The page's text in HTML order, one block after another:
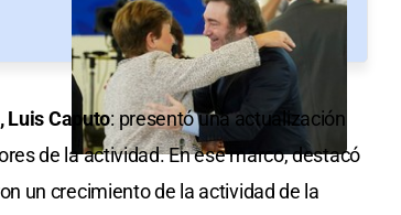
Luis Caputo: presentó una actualización
de la actividad. En ese marco, destacó
un crecimiento de la actividad de la